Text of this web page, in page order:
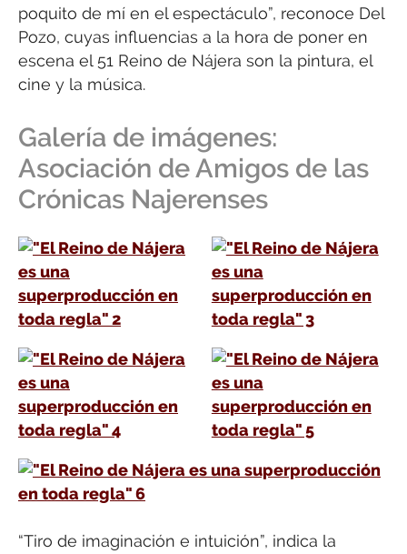
poquito de mí en el espectáculo”, reconoce Del
Pozo, cuyas influencias a la hora de poner en
escena el 51 Reino de Nájera son la pintura, el
cine y la música.
Galería de imágenes:
Asociación de Amigos de las
Crónicas Najerenses
“Tiro de imaginación e intuición”, indica la